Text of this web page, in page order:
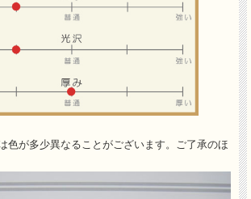
色が多少異なることがございます。ご了承のほ